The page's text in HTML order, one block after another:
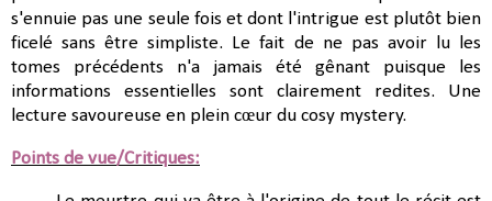
s'ennuie pas une seule fois et dont l'intrigue est plutôt bien
ficelé sans être simpliste. Le fait de ne pas avoir lu les
tomes précédents n'a jamais été gênant puisque les
informations essentielles sont clairement redites. Une
lecture savoureuse en plein cœur du cosy mystery.
Points de vue/Critiques: